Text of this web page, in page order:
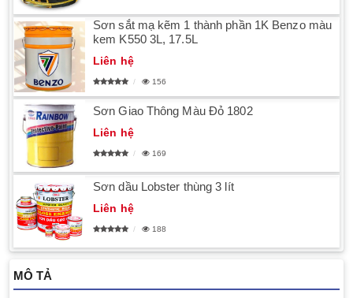
Sơn sắt mạ kẽm 1 thành phần 1K Benzo màu
kem K550 3L, 17.5L
Liên hệ
156
Sơn Giao Thông Màu Đỏ 1802
Liên hệ
169
Sơn dầu Lobster thùng 3 lít
Liên hệ
188
MÔ TẢ